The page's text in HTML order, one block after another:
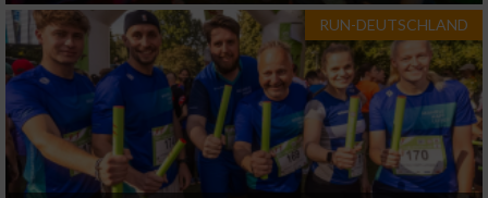
RUN-DEUTSCHLAND